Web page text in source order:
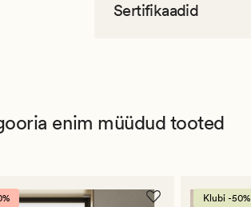
Sertifikaadid
enim müüdud tooted
Klubi -50%